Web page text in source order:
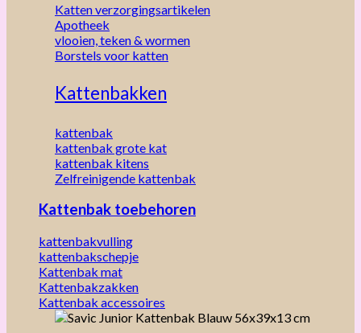
Katten verzorgingsartikelen
Apotheek
vlooien, teken & wormen
Borstels voor katten
Kattenbakken
kattenbak
kattenbak grote kat
kattenbak kitens
Zelfreinigende kattenbak
Kattenbak toebehoren
kattenbakvulling
kattenbakschepje
Kattenbak mat
Kattenbakzakken
Kattenbak accessoires